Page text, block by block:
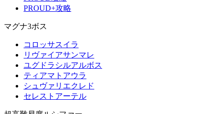
PROUD+攻略
マグナ3ボス
コロッサスイラ
リヴァイアサンマレ
ユグドラシルアルボス
ティアマトアウラ
シュヴァリエクレド
セレストアーテル